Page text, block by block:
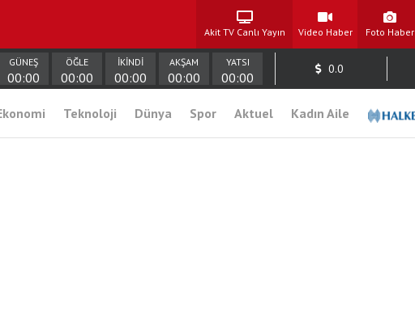
Akit TV Canlı Yayın Video Haber Foto Haber
GÜNEŞ
00:00
ÖĞLE
00:00
İKİNDİ
00:00
AKŞAM
00:00
YATSI
00:00
0.0
Teknoloji Dünya Spor Aktuel Kadın Aile